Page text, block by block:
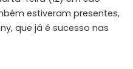
estiveram presentes,
que já é sucesso nas